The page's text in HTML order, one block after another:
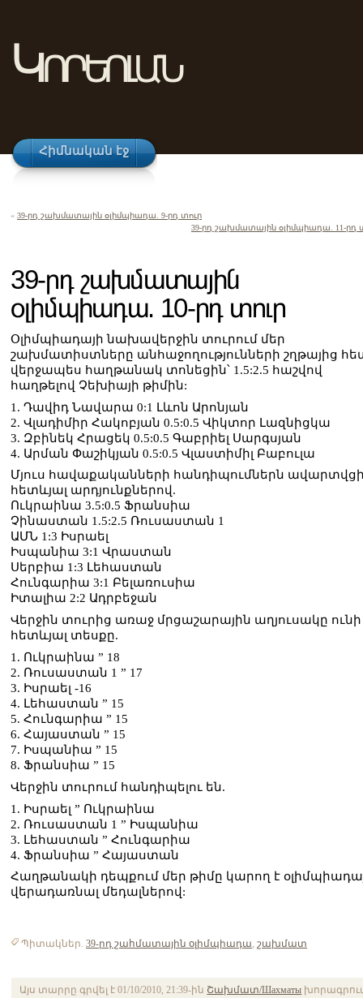
Կորեոլան
Հիմնական էջ
« 39-րդ շախմատային օլիմպիադա. 9-րդ տուր
39-րդ շախմատային օլիմպիադա. 11-րդ
39-րդ շախմատային
օլիմպիադա. 10-րդ տուր
Օլիմպիադայի նախավերջին տուրում մեր
շախմատիստները անհաջողությունների շղթայից
վերջապես հաղթանակ տոնեցին՝ 1.5:2.5 հաշվով
հաղթելով Չեխիայի թիմին:
1. Դավիդ Նավարա 0:1 Լևոն Արոնյան
2. Վլադիմիր Հակոբյան 0.5:0.5 Վիկտոր Լազնիցկա
3. Զբինեկ Հրացեկ 0.5:0.5 Գաբրիել Սարգսյան
4. Արման Փաշիկյան 0.5:0.5 Վլաստիմիլ Բաբուլա
Մյուս հավաքականների հանդիպումներն
հետևյալ արդյունքներով.
Ուկրաինա 3.5:0.5 Ֆրանսիա
Չինաստան 1.5:2.5 Ռուսաստան 1
ԱՄՆ 1:3 Իսրաել
Իսպանիա 3:1 Վրաստան
Սերբիա 1:3 Լեհաստան
Հունգարիա 3:1 Բելառուսիա
Իտալիա 2:2 Ադրբեջան
Վերջին տուրից առաջ մրցաշարային աղյուսակը ունի
հետևյալ տեսքը.
1. Ուկրաինա ” 18
2. Ռուսաստան 1 ” 17
3. Իսրաել -16
4. Լեհաստան ” 15
5. Հունգարիա ” 15
6. Հայաստան ” 15
7. Իսպանիա ” 15
8. Ֆրանսիա ” 15
Վերջին տուրում հանդիպելու են.
1. Իսրաել ” Ուկրաինա
2. Ռուսաստան 1 ” Իսպանիա
3. Լեհաստան ” Հունգարիա
4. Ֆրանսիա ” Հայաստան
Հաղթանակի դեպքում մեր թիմը կարող է
վերադառնալ մեդալներով:
Պիտակներ. 39-րդ շահմատային օլիմպիադա շախմատ
Այս տարրը գրվել է 01/10/2010, 21:39-ին Շախմատ/Шахматы